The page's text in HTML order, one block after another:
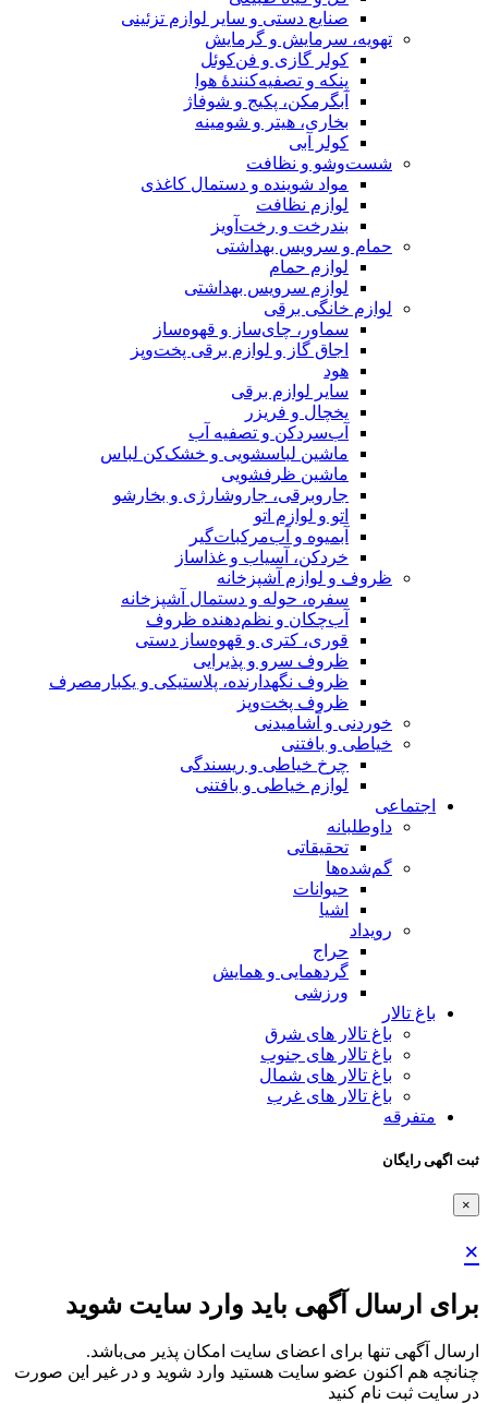
صنایع دستی و سایر لوازم تزئینی
تهویه، سرمایش و گرمایش
کولر گازی و فن‌کوئل
پنکه و تصفیه‌کنندهٔ هوا
آبگرمکن، پکیج و شوفاژ
بخاری، هیتر و شومینه
کولر آبی
شست‌وشو و نظافت
مواد شوینده و دستمال کاغذی
لوازم نظافت
بندرخت و رخت‌آویز
حمام و سرویس بهداشتی
لوازم حمام
لوازم سرویس بهداشتی
لوازم خانگی برقی
سماور، چای‌ساز و قهوه‌ساز
اجاق گاز و لوازم برقی پخت‌وپز
هود
سایر لوازم برقی
یخچال و فریزر
آب‌سردکن و تصفیه آب
ماشین لباسشویی و خشک‌کن لباس
ماشین ظرفشویی
جاروبرقی، جاروشارژی و بخارشو
اتو و لوازم اتو
آبمیوه و آب‌مرکبات‌گیر
خردکن، آسیاب و غذاساز
ظروف و لوازم آشپزخانه
سفره، حوله و دستمال آشپزخانه
آب‌چکان و نظم‌دهنده ظروف
قوری، کتری و قهوه‌ساز دستی
ظروف سرو و پذیرایی
ظروف نگهدارنده، پلاستیکی و یکبارمصرف
ظروف پخت‌وپز
خوردنی و آشامیدنی
خیاطی و بافتنی
چرخ خیاطی و ریسندگی
لوازم خیاطی و بافتنی
اجتماعی
داوطلبانه
تحقیقاتی
گم‌شده‌ها
حیوانات
اشیا
رویداد
حراج
گردهمایی و همایش
ورزشی
باغ تالار
باغ تالار های شرق
باغ تالار های جنوب
باغ تالار های شمال
باغ تالار های غرب
متفرقه
ثبت اگهی رایگان
×
×
برای ارسال آگهی باید وارد سایت شوید
ارسال آگهی تنها برای اعضای سایت امکان پذیر می‌باشد.
چنانچه هم‌ اکنون عضو سایت هستید وارد شوید و در غیر این صورت
در سایت ثبت نام کنید